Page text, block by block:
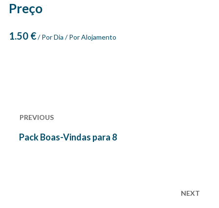
Preço
1.50 €/ Por Dia / Por Alojamento
de
artigos
PREVIOUS
Previous
Pack Boas-Vindas para 8
NEXT